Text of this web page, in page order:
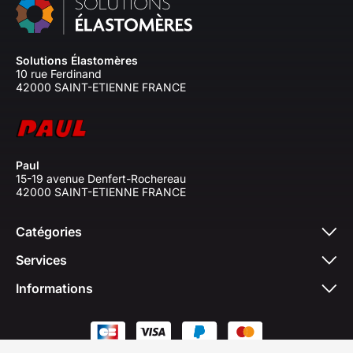
Solutions Élastomères
10 rue Ferdinand
42000 SAINT-ETIENNE FRANCE
Paul
15-19 avenue Denfert-Rochereau
42000 SAINT-ETIENNE FRANCE
Catégories
Services
Informations